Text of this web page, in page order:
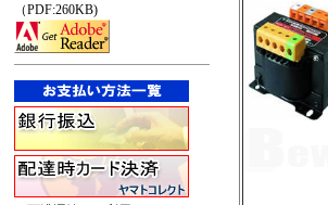
（PDF:260KB)